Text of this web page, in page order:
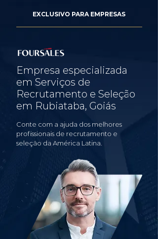
EXCLUSIVO PARA EMPRESAS
Empresa especializada
em Serviços de
Recrutamento e Seleção
em Rubiataba, Goiás
Conte com a ajuda dos melhores
profissionais de recrutamento e
seleção da América Latina.